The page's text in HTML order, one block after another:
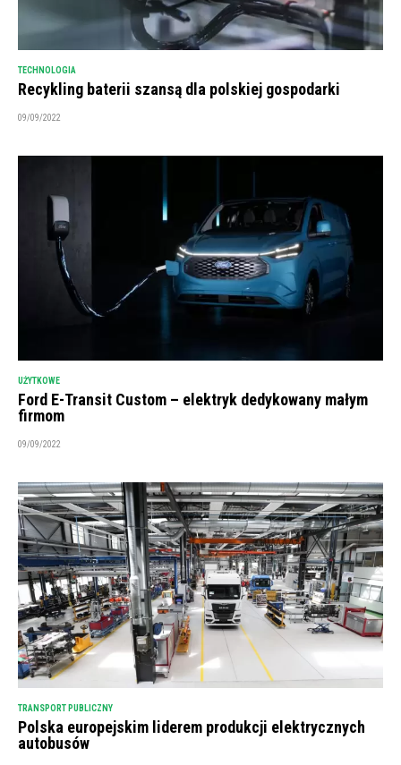
TECHNOLOGIA
Recykling baterii szansą dla polskiej gospodarki
09/09/2022
UŻYTKOWE
Ford E-Transit Custom – elektryk dedykowany małym
firmom
09/09/2022
TRANSPORT PUBLICZNY
Polska europejskim liderem produkcji elektrycznych
autobusów